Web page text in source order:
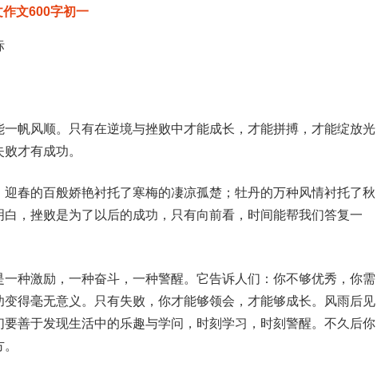
文600字初一
一帆风顺。只有在逆境与挫败中才能成长，才能拼搏，才能绽放光
才有成功。
春的百般娇艳衬托了寒梅的凄凉孤楚；牡丹的万种风情衬托了秋
，挫败是为了以后的成功，只有向前看，时间能帮我们答复一
一种激励，一种奋斗，一种警醒。它告诉人们：你不够优秀，你需
得毫无意义。只有失败，你才能够领会，才能够成长。风雨后见
善于发现生活中的乐趣与学问，时刻学习，时刻警醒。不久后你